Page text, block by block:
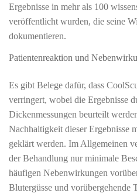
Ergebnisse in mehr als 100
veröffentlicht wurden, die seine
dokumentieren.
Patientenreaktion und
Es gibt Belege dafür, dass
verringert, wobei die Ergebnisse
Dickenmessungen beurteilt
Nachhaltigkeit dieser Ergebnisse
geklärt werden. Im Allgemeinen
der Behandlung nur minimale
häufigen Nebenwirkungen
Blutergüsse und vorübergehende